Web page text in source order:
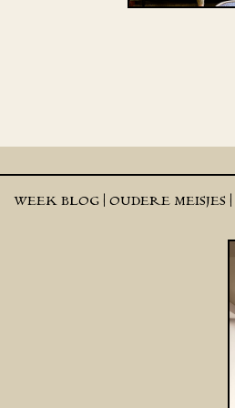
WEEK BLOG | OUDERE MEISJES |